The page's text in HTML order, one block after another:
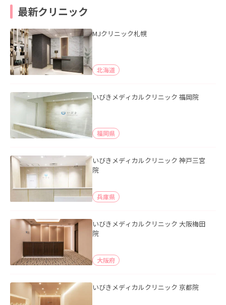
最新クリニック
MJクリニック札幌
北海道
いびきメディカルクリニック 福岡院
福岡県
いびきメディカルクリニック 神戸三宮
院
兵庫県
いびきメディカルクリニック 大阪梅田
院
大阪府
いびきメディカルクリニック 京都院